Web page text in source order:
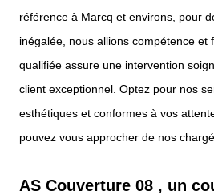
référence à Marcq et environs, pour
inégalée, nous allions compétence
qualifiée assure une intervention
client exceptionnel. Optez pour nos
esthétiques et conformes à vos
pouvez vous approcher de nos
AS Couverture 08 , un